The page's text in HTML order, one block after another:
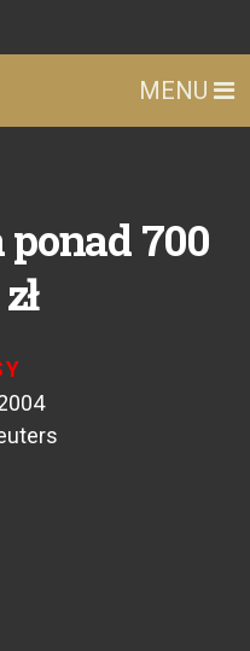
MENU
700